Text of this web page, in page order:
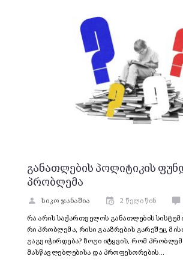
განათლების პოლიტიკის
პრობლემა
სიკო ჯანაშია 2 წელი წინ
რა არის სა­ქარ­თ­ვე­ლოს გა­ნათლე­ბის
რი პრობლემა, რისი გააზრების გარეშეც
გაგვიჭირდება? ზოგი იტყვის, რომ
მასწავლებლებისა და პროფესორების…